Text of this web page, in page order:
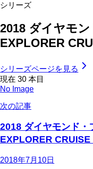
シリーズ
2018 ダイヤモ
EXPLORER
シリーズページを見る
現在 30 本目
No Image
次の記事
2018 ダイヤモンド・
EXPLORER
2018年7月10日